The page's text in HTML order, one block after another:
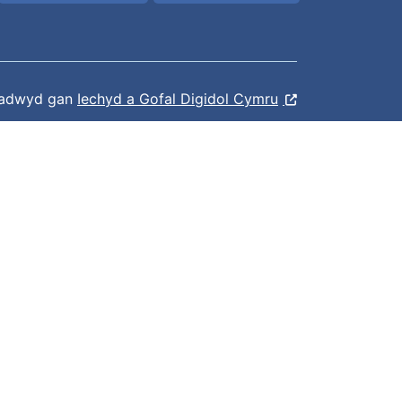
gan Iechyd a Gofal Digidol Cymru